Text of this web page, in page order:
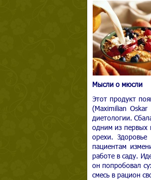
Мысли о мюсли
Этот продукт
(Maximilian
диетологии.
одним из первых
орехи.
пациентам
работе в саду.
он попробовал
смесь в рацион